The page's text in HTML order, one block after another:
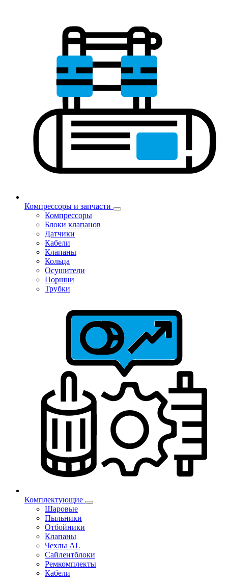
Компрессоры и запчасти
Компрессоры
Блоки клапанов
Датчики
Кабели
Клапаны
Кольца
Осушители
Поршни
Трубки
Комплектующие
Шаровые
Пыльники
Отбойники
Клапаны
Чехлы AL
Сайлентблоки
Ремкомплекты
Кабели